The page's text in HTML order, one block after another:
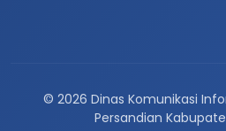
© 2026 Dinas Komunikasi
Persandian